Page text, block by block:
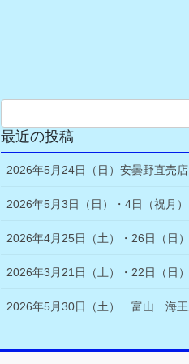
最近の投稿
2026年5月24日（日）安曇野直売
2026年5月3日（日）・4日（祝月
2026年4月25日（土）・26日（日
2026年3月21日（土）・22日（日
2026年5月30日（土） 富山 海王